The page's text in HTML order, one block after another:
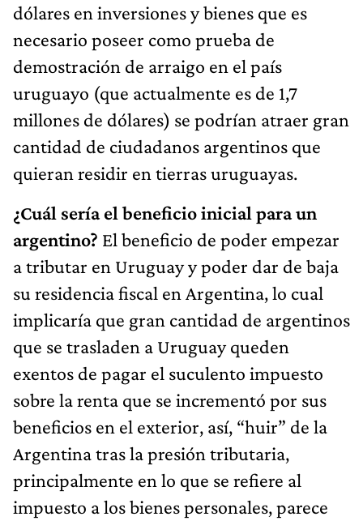
dólares en inversiones y bienes que es
necesario poseer como prueba de
demostración de arraigo en el país
uruguayo (que actualmente es de 1,7
millones de dólares) se podrían atraer gran
cantidad de ciudadanos argentinos que
quieran residir en tierras uruguayas.
¿Cuál sería el beneficio inicial para un
argentino? El beneficio de poder empezar
a tributar en Uruguay y poder dar de baja
su residencia fiscal en Argentina, lo cual
implicaría que gran cantidad de argentinos
que se trasladen a Uruguay queden
exentos de pagar el suculento impuesto
sobre la renta que se incrementó por sus
beneficios en el exterior, así, “huir” de la
Argentina tras la presión tributaria,
principalmente en lo que se refiere al
impuesto a los bienes personales, parece